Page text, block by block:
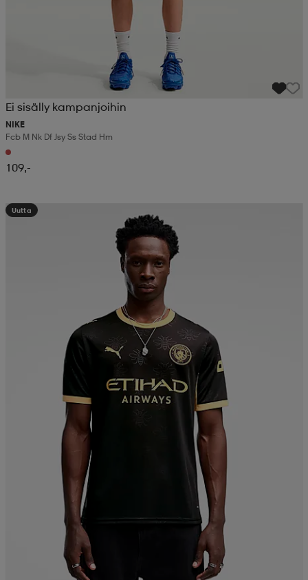
Ei sisälly kampanjoihin
NIKE
Fcb M Nk Df Jsy Ss Stad Hm
109,-
Uutta